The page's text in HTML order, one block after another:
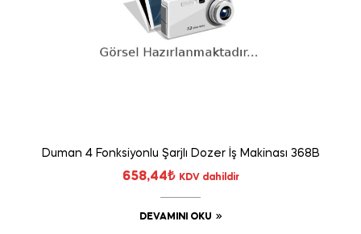
Duman 4 Fonksiyonlu Şarjlı Dozer İş Makinası 368B
658,44₺ KDV dahildir
DEVAMINI OKU